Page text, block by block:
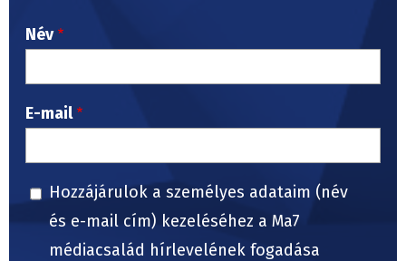
Név
E-mail
Hozzájárulok a személyes adataim (név
és e-mail cím) kezeléséhez a Ma7
médiacsalád hírlevelének fogadása